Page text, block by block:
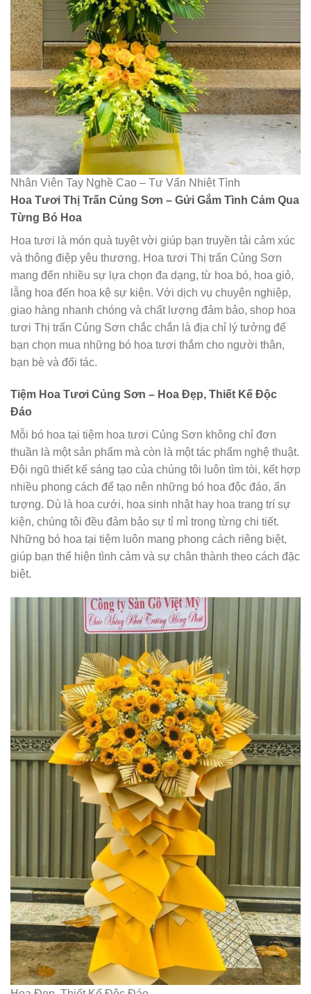
Nhân Viên Tay Nghề Cao – Tư Vấn Nhiệt Tình
Hoa Tươi Thị Trấn Củng Sơn – Gửi Gắm Tình Cảm Qua
Từng Bó Hoa
Hoa tươi là món quà tuyệt vời giúp bạn truyền tải cảm xúc
và thông điệp yêu thương. Hoa tươi Thị trấn Củng Sơn
mang đến nhiều sự lựa chọn đa dạng, từ hoa bó, hoa giỏ,
lẵng hoa đến hoa kệ sự kiện. Với dịch vụ chuyên nghiệp,
giao hàng nhanh chóng và chất lượng đảm bảo, shop hoa
tươi Thị trấn Củng Sơn chắc chắn là địa chỉ lý tưởng để
bạn chọn mua những bó hoa tươi thắm cho người thân,
bạn bè và đối tác.
Tiệm Hoa Tươi Củng Sơn – Hoa Đẹp, Thiết Kế Độc
Đáo
Mỗi bó hoa tại tiệm hoa tươi Củng Sơn không chỉ đơn
thuần là một sản phẩm mà còn là một tác phẩm nghệ thuật.
Đội ngũ thiết kế sáng tạo của chúng tôi luôn tìm tòi, kết hợp
nhiều phong cách để tạo nên những bó hoa độc đáo, ấn
tượng. Dù là hoa cưới, hoa sinh nhật hay hoa trang trí sự
kiện, chúng tôi đều đảm bảo sự tỉ mỉ trong từng chi tiết.
Những bó hoa tại tiệm luôn mang phong cách riêng biệt,
giúp bạn thể hiện tình cảm và sự chân thành theo cách đặc
biệt.